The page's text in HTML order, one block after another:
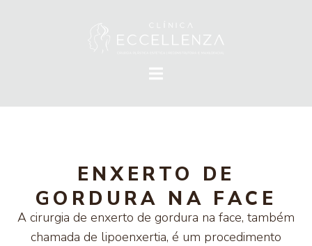
ENXERTO DE
GORDURA NA FACE
A cirurgia de enxerto de gordura na face, também
chamada de lipoenxertia, é um procedimento